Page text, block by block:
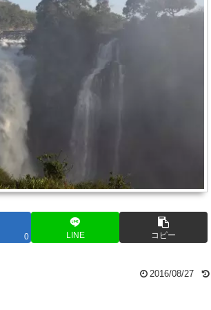
0 LINE コピー
2016/08/27